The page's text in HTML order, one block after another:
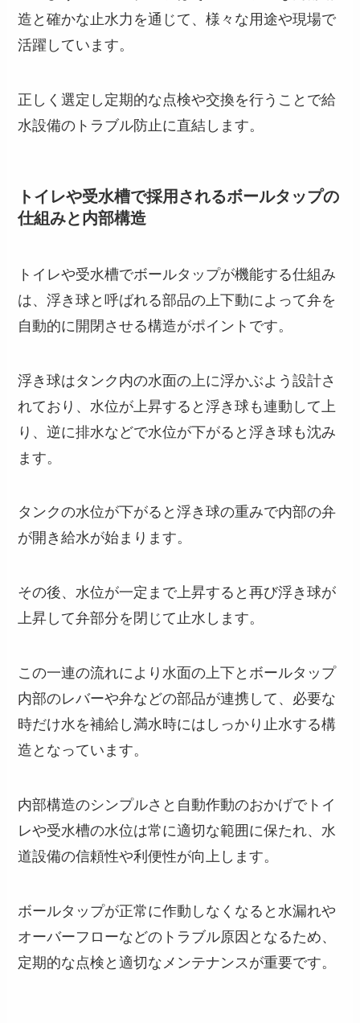
造と確かな止水力を通じて、様々な用途や現場で
活躍しています。
正しく選定し定期的な点検や交換を行うことで給
水設備のトラブル防止に直結します。
トイレや受水槽で採用されるボールタップの
仕組みと内部構造
トイレや受水槽でボールタップが機能する仕組み
は、浮き球と呼ばれる部品の上下動によって弁を
自動的に開閉させる構造がポイントです。
浮き球はタンク内の水面の上に浮かぶよう設計さ
れており、水位が上昇すると浮き球も連動して上
り、逆に排水などで水位が下がると浮き球も沈み
ます。
タンクの水位が下がると浮き球の重みで内部の弁
が開き給水が始まります。
その後、水位が一定まで上昇すると再び浮き球が
上昇して弁部分を閉じて止水します。
この一連の流れにより水面の上下とボールタップ
内部のレバーや弁などの部品が連携して、必要な
時だけ水を補給し満水時にはしっかり止水する構
造となっています。
内部構造のシンプルさと自動作動のおかげでトイ
レや受水槽の水位は常に適切な範囲に保たれ、水
道設備の信頼性や利便性が向上します。
ボールタップが正常に作動しなくなると水漏れや
オーバーフローなどのトラブル原因となるため、
定期的な点検と適切なメンテナンスが重要です。